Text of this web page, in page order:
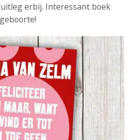
erbij. Interessant boek